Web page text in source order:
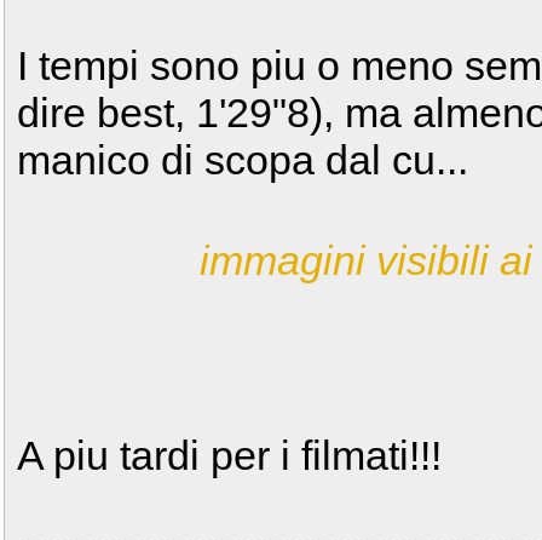
I tempi sono piu o meno
dire best, 1'29"8), ma
manico di scopa dal cu...
immagini visibili
A piu tardi per i filmati!!!